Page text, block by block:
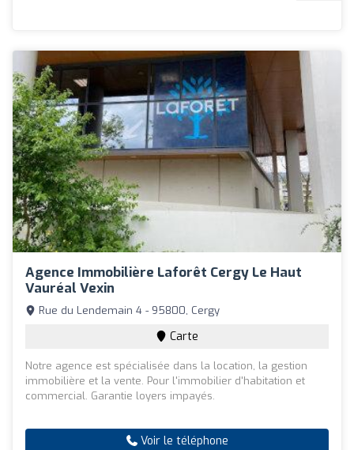
Agence Immobilière Laforêt Cergy Le Haut
Vauréal Vexin
Rue du Lendemain 4 - 95800, Cergy
Carte
Notre agence est spécialisée dans la location, la gestion
immobilière et la vente. Pour l'immobilier d'habitation et
commercial. Garantie loyers impayés.
Voir le téléphone